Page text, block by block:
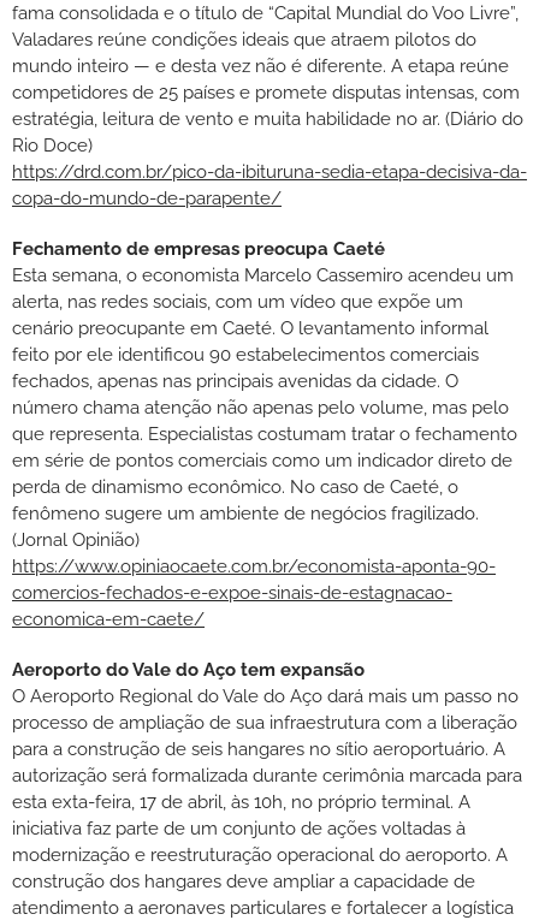
fama consolidada e o título de “Capital Mundial do Voo Livre”,
Valadares reúne condições ideais que atraem pilotos do
mundo inteiro — e desta vez não é diferente. A etapa reúne
competidores de 25 países e promete disputas intensas, com
estratégia, leitura de vento e muita habilidade no ar. (Diário do
Rio Doce)
https://drd.com.br/pico-da-ibituruna-sedia-etapa-decisiva-da-
copa-do-mundo-de-parapente/
Fechamento de empresas preocupa Caeté
Esta semana, o economista Marcelo Cassemiro acendeu um
alerta, nas redes sociais, com um vídeo que expõe um
cenário preocupante em Caeté. O levantamento informal
feito por ele identificou 90 estabelecimentos comerciais
fechados, apenas nas principais avenidas da cidade. O
número chama atenção não apenas pelo volume, mas pelo
que representa. Especialistas costumam tratar o fechamento
em série de pontos comerciais como um indicador direto de
perda de dinamismo econômico. No caso de Caeté, o
fenômeno sugere um ambiente de negócios fragilizado.
(Jornal Opinião)
https://www.opiniaocaete.com.br/economista-aponta-90-
comercios-fechados-e-expoe-sinais-de-estagnacao-
economica-em-caete/
Aeroporto do Vale do Aço tem expansão
O Aeroporto Regional do Vale do Aço dará mais um passo no
processo de ampliação de sua infraestrutura com a liberação
para a construção de seis hangares no sítio aeroportuário. A
autorização será formalizada durante cerimônia marcada para
esta exta-feira, 17 de abril, às 10h, no próprio terminal. A
iniciativa faz parte de um conjunto de ações voltadas à
modernização e reestruturação operacional do aeroporto. A
construção dos hangares deve ampliar a capacidade de
atendimento a aeronaves particulares e fortalecer a logística